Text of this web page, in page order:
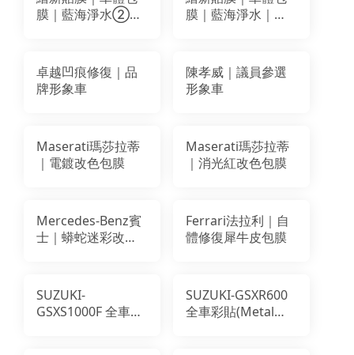
膜｜藍海淨水②｜
膜｜藍海淨水｜車
卓越凹痕修復｜品
牌形象車
陳孝威｜議員參選
形象車
Maserati瑪莎拉蒂
｜電鍍改色包膜
Maserati瑪莎拉蒂
｜消光紅改色包膜
Mercedes-Benz賓
士｜蟒蛇迷彩改色
Ferrari法拉利｜自
體修復犀牛皮包膜
SUZUKI-
GSXS1000F 全車彩
SUZUKI-GSXR600
全車彩貼(Metal